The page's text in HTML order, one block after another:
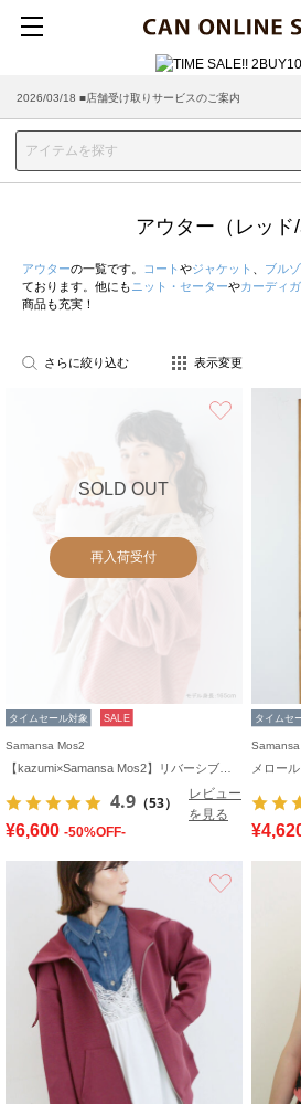
2026/08/04 ■8/13(木)AM2:00～サイトメンテナンス実施
2026/03/18 ■店舗受け取りサービスのご案内
アウター（レッド/
アウターの一覧です。 コート やジャケット ブル
ております。他にも ニット・セーターやカーディ
商品も充実！
さらに絞り込む 表示変更
SOLD OUT
再入荷受付
お気に入
タイムセール対象 SALE
Samansa Mos2
4.9 （53）
レビュー
を見る
¥6,600 -50%OFF-
タイムセ
メロー